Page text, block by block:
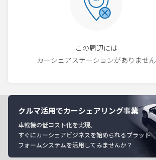
この周辺には
カーシェアステーションがありません
クルマ活用でカーシェアリング事業
車載機の低コスト化を実現。
すぐにカーシェアビジネスを始められるプラット
フォームシステムを活用してみませんか？